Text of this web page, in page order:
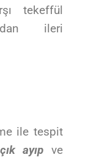
tekeffül
ileri
ile tespit
ayıp ve